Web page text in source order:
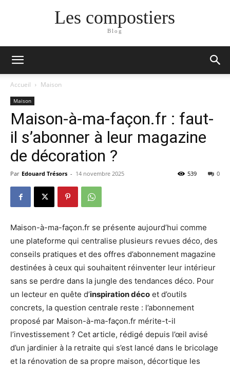
Les compostiers
Blog
Accueil Maison
Maison
Maison-à-ma-façon.fr : faut-
il s’abonner à leur magazine
de décoration ?
Par Edouard Trésors - 14 novembre 2025 0
539
Maison-à-ma-façon.fr se présente aujourd’hui comme
une plateforme qui centralise plusieurs revues déco, des
conseils pratiques et des offres d’abonnement magazine
destinées à ceux qui souhaitent réinventer leur intérieur
sans se perdre dans la jungle des tendances déco. Pour
un lecteur en quête d’inspiration déco et d’outils
concrets, la question centrale reste : l’abonnement
proposé par Maison-à-ma-façon.fr mérite-t-il
l’investissement ? Cet article, rédigé depuis l’œil avisé
d’un jardinier à la retraite qui s’est lancé dans le bricolage
et la rénovation de sa propre maison, décortique les